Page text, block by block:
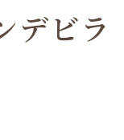
デビラ